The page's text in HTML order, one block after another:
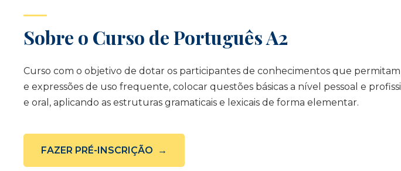
Sobre o Curso de Português A2
Curso com o objetivo de dotar os participantes de conhecimentos que
e expressões de uso frequente, colocar questões básicas a nível pessoal e
e oral, aplicando as estruturas gramaticais e lexicais de forma elementar.
FAZER PRÉ-INSCRIÇÃO